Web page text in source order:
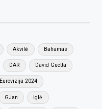
Akvilė Bahamas
DAR David Guetta
Eurovizija 2024
GJan Iglė